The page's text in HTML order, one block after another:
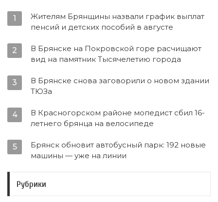
1
Жителям Брянщины назвали график выплат
пенсий и детских пособий в августе
2
В Брянске на Покровской горе расчищают
вид на памятник Тысячелетию города
3
В Брянске снова заговорили о новом здании
ТЮЗа
4
В Красногорском районе мопедист сбил 16-
летнего брянца на велосипеде
5
Брянск обновит автобусный парк: 192 новые
машины — уже на линии
Рубрики